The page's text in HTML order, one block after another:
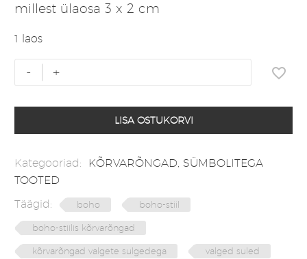
millest ülaosa 3 x 2 cm
1 laos
-
Boho-
stiilis
sulgedega
kogus
+
LISA OSTUKORVI
Kategooriad: KÕRVARÕNGAD, SÜMBOLITEGA
TOOTED
Täägid:
boho boho-stiil
boho-stiilis kõrvarõngad
kõrvarõngad valgete sulgedega valged suled